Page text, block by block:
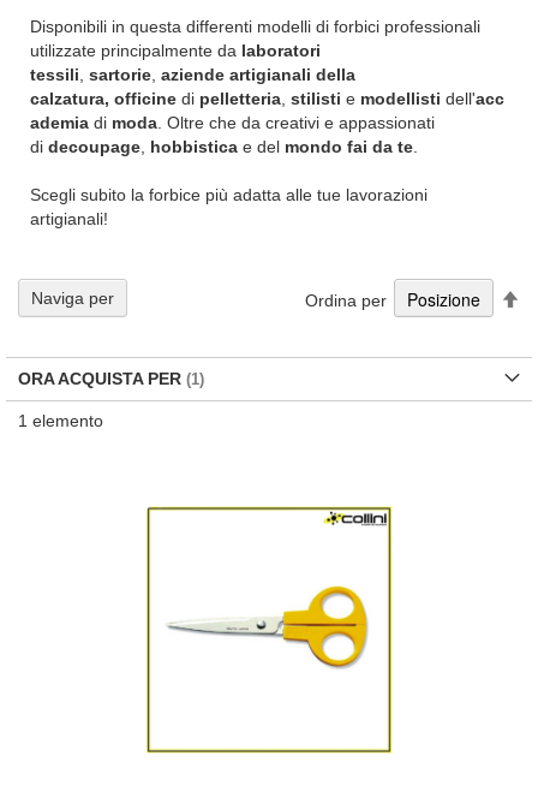
Disponibili in questa differenti modelli di forbici professionali
utilizzate principalmente da laboratori
tessili sartorie aziende artigianali della
calzatura, officine di pelletteria stilisti e modellisti dell'acc
ademia di moda . Oltre che da creativi e appassionati
di decoupage hobbistica e del mondo fai da te
Scegli subito la forbice più adatta alle tue lavorazioni
artigianali!
1 elemento
Ordina per
Naviga per
ORA ACQUISTA PER